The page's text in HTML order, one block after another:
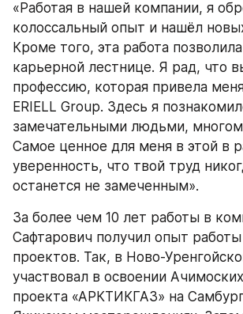
«Работая в нашей компании, я
колоссальный опыт и нашёл
Кроме того, эта работа
карьерной лестнице. Я рад, что
профессию, которая привела
ERIELL Group. Здесь я
замечательными людьми,
Самое ценное для меня в этой в
уверенность, что твой труд
останется не замеченным».
За более чем 10 лет работы в
Сафтарович получил опыт
проектов. Так, в Ново-
участвовал в освоении
проекта «АРКТИКГАЗ» на